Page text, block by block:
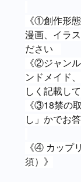
《①創作形
漫画、イラ
ださい
《②ジャン
ンドメイド
しく記載し
《③18禁の
し」かでお
《④ カップ
須）》